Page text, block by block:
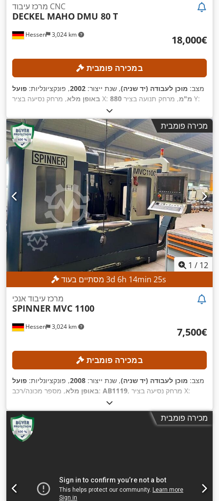
Hessen 3,024 km
מרכז עיבוד CNC
DECKEL MAHO DMU 80 T
‏18,000 ‏€
במכירה פומבית
מצב: מוכן לעבודה (יד שניה), שנת ייצור: 2002, פונקציונליות: פועל
באופן מלא , מרחק נסיעה בציר X: 880 מ"מ , מרחק תנועה בציר Y:
iTNC 530
, מהירות ציר (מקסימלית):12,000 סל"ד ,
מכירה פומבית
1 / 12
3d 6h 14min 23s
Hessen 3,024 km
מרכז עיבוד אנכי
SPINNER MVC 1100
‏7,500 ‏€
במכירה פומבית
מצב: מוכן לעבודה (יד שניה), שנת ייצור: 2008, פונקציונליות: פועל
באופן מלא, מספר מכונה/רכב: AB1119
, מרחק נסיעה בציר X:
, מרחק תנועה בציר Y:
510 מ"מ, משקל חומר העבודה (מקס'):1,000 ק"ג
, מהירות ציר
(מקסימלית):
, מספר חריצים במאגזין הכלים:24 מכירה פומבית